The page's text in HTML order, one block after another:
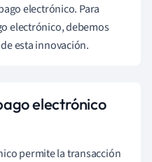
electrónico. Para
electrónico, debemos
esta innovación.
electrónico
permite la transacción